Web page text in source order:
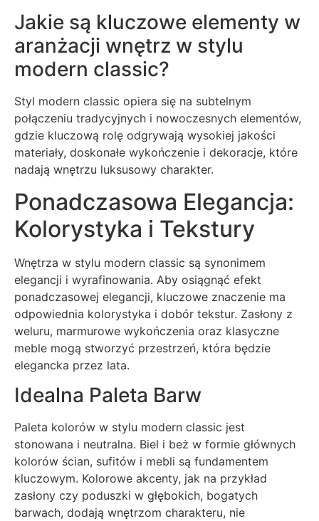
Jakie są kluczowe elementy w
aranżacji wnętrz w stylu
modern classic?
Styl modern classic opiera się na subtelnym
połączeniu tradycyjnych i nowoczesnych elementów,
gdzie kluczową rolę odgrywają wysokiej jakości
materiały, doskonałe wykończenie i dekoracje, które
nadają wnętrzu luksusowy charakter.
Ponadczasowa Elegancja:
Kolorystyka i Tekstury
Wnętrza w stylu modern classic są synonimem
elegancji i wyrafinowania. Aby osiągnąć efekt
ponadczasowej elegancji, kluczowe znaczenie ma
odpowiednia kolorystyka i dobór tekstur. Zasłony z
weluru, marmurowe wykończenia oraz klasyczne
meble mogą stworzyć przestrzeń, która będzie
elegancka przez lata.
Idealna Paleta Barw
Paleta kolorów w stylu modern classic jest
stonowana i neutralna. Biel i beż w formie głównych
kolorów ścian, sufitów i mebli są fundamentem
kluczowym. Kolorowe akcenty, jak na przykład
zasłony czy poduszki w głębokich, bogatych
barwach, dodają wnętrzom charakteru, nie